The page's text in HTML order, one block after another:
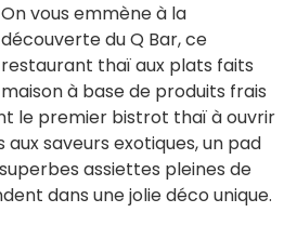
On vous emmène à la
découverte du Q Bar, ce
restaurant thaï aux plats faits
maison à base de produits frais
le premier bistrot thaï à ouvrir
aux saveurs exotiques, un pad
assiettes pleines de
dans une jolie déco unique.